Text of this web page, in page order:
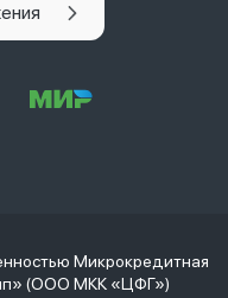
Микрокредитная
(ООО МКК «ЦФГ»)